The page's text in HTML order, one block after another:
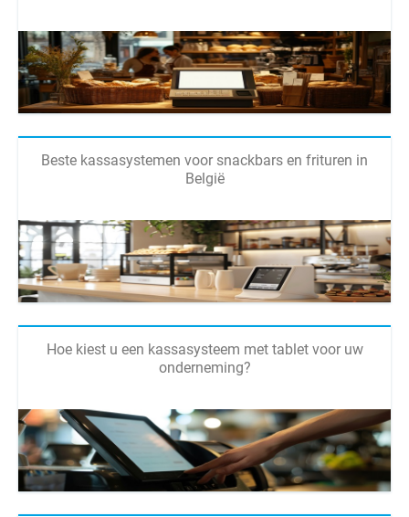
Beste kassasystemen voor snackbars en frituren in
België
Hoe kiest u een kassasysteem met tablet voor uw
onderneming?